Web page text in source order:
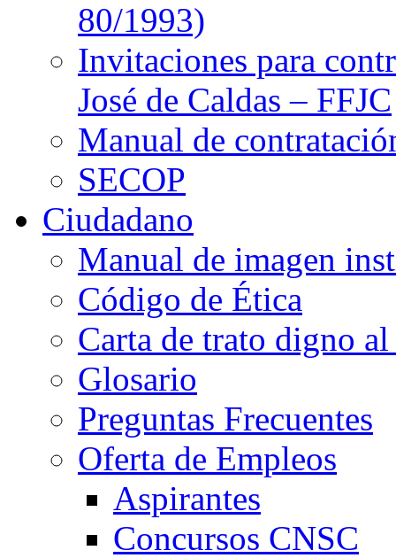
80/1993)
Invitaciones para
José de Caldas – FFJC
Manual de
SECOP
Ciudadano
Manual de imagen
Código de Ética
Carta de trato digno
Glosario
Preguntas Frecuentes
Oferta de Empleos
Aspirantes
Concursos CNSC